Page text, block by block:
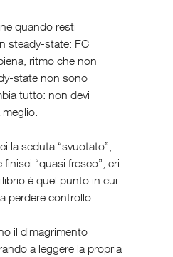
quando resti
steady-state: FC
ritmo che non
state non sono
tutto: non devi
la seduta “svuotato”,
“quasi fresco”, eri
è quel punto in cui
perdere controllo.
il dimagrimento
a leggere la propria